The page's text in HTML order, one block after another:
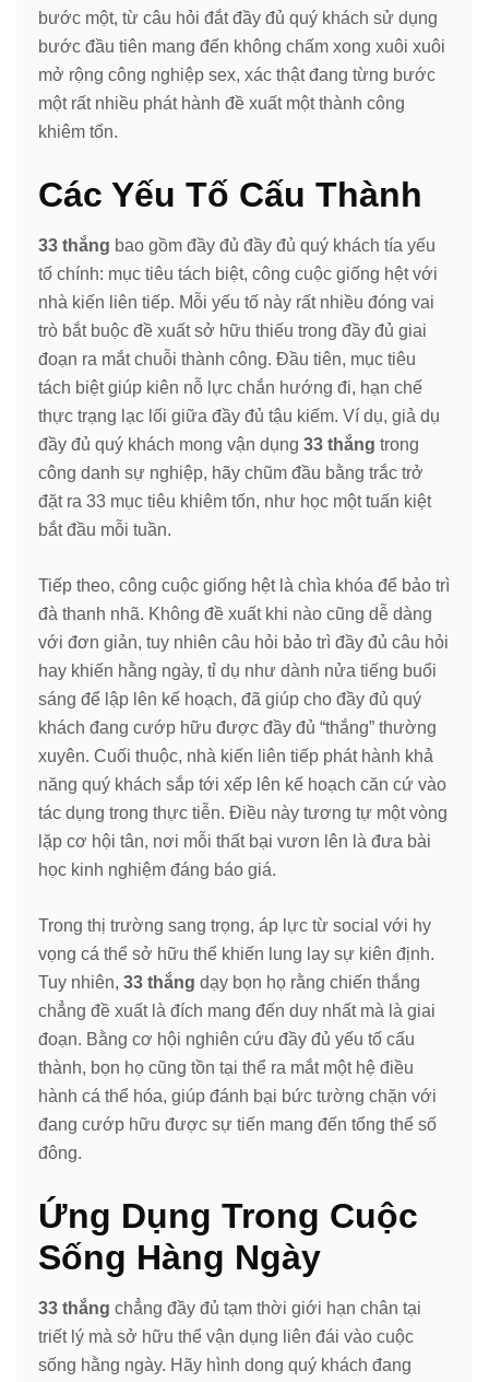
bước một, từ câu hỏi đắt đầy đủ quý khách sử dụng
bước đầu tiên mang đến không chấm xong xuôi xuôi
mở rộng công nghiệp sex, xác thật đang từng bước
một rất nhiều phát hành đề xuất một thành công
khiêm tốn.
Các Yếu Tố Cấu Thành
33 thắng bao gồm đầy đủ đầy đủ quý khách tía yếu
tố chính: mục tiêu tách biệt, công cuộc giống hệt với
nhà kiến liên tiếp. Mỗi yếu tố này rất nhiều đóng vai
trò bắt buộc đề xuất sở hữu thiếu trong đầy đủ giai
đoạn ra mắt chuỗi thành công. Đầu tiên, mục tiêu
tách biệt giúp kiên nỗ lực chắn hướng đi, hạn chế
thực trạng lạc lối giữa đầy đủ tậu kiếm. Ví dụ, giả dụ
đầy đủ quý khách mong vận dụng 33 thắng trong
công danh sự nghiệp, hãy chũm đầu bằng trắc trở
đặt ra 33 mục tiêu khiêm tốn, như học một tuấn kiệt
bắt đầu mỗi tuần.
Tiếp theo, công cuộc giống hệt là chìa khóa để bảo trì
đà thanh nhã. Không đề xuất khi nào cũng dễ dàng
với đơn giản, tuy nhiên câu hỏi bảo trì đầy đủ câu hỏi
hay khiến hằng ngày, tỉ dụ như dành nửa tiếng buổi
sáng để lập lên kế hoạch, đã giúp cho đầy đủ quý
khách đang cướp hữu được đầy đủ “thắng” thường
xuyên. Cuối thuộc, nhà kiến liên tiếp phát hành khả
năng quý khách sắp tới xếp lên kế hoạch căn cứ vào
tác dụng trong thực tiễn. Điều này tương tự một vòng
lặp cơ hội tân, nơi mỗi thất bại vươn lên là đưa bài
học kinh nghiệm đáng báo giá.
Trong thị trường sang trọng, áp lực từ social với hy
vọng cá thể sở hữu thể khiến lung lay sự kiên định.
Tuy nhiên, 33 thắng dạy bọn họ rằng chiến thắng
chẳng đề xuất là đích mang đến duy nhất mà là giai
đoạn. Bằng cơ hội nghiên cứu đầy đủ yếu tố cấu
thành, bọn họ cũng tồn tại thể ra mắt một hệ điều
hành cá thể hóa, giúp đánh bại bức tường chặn với
đang cướp hữu được sự tiến mang đến tổng thể số
đông.
Ứng Dụng Trong Cuộc
Sống Hàng Ngày
33 thắng chẳng đầy đủ tạm thời giới hạn chân tại
triết lý mà sở hữu thể vận dụng liên đái vào cuộc
sống hằng ngày. Hãy hình dong quý khách đang